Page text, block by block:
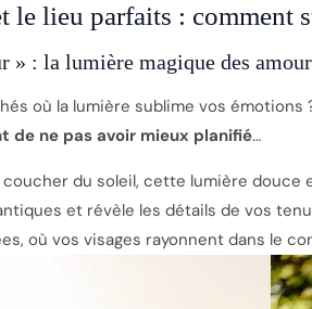
le lieu parfaits : comment
» : la lumière magique des
où la lumière sublime vos émotions
de ne pas avoir mieux planifié…
coucher du soleil, cette lumière
et révèle les détails de vos
où vos visages rayonnent dans le